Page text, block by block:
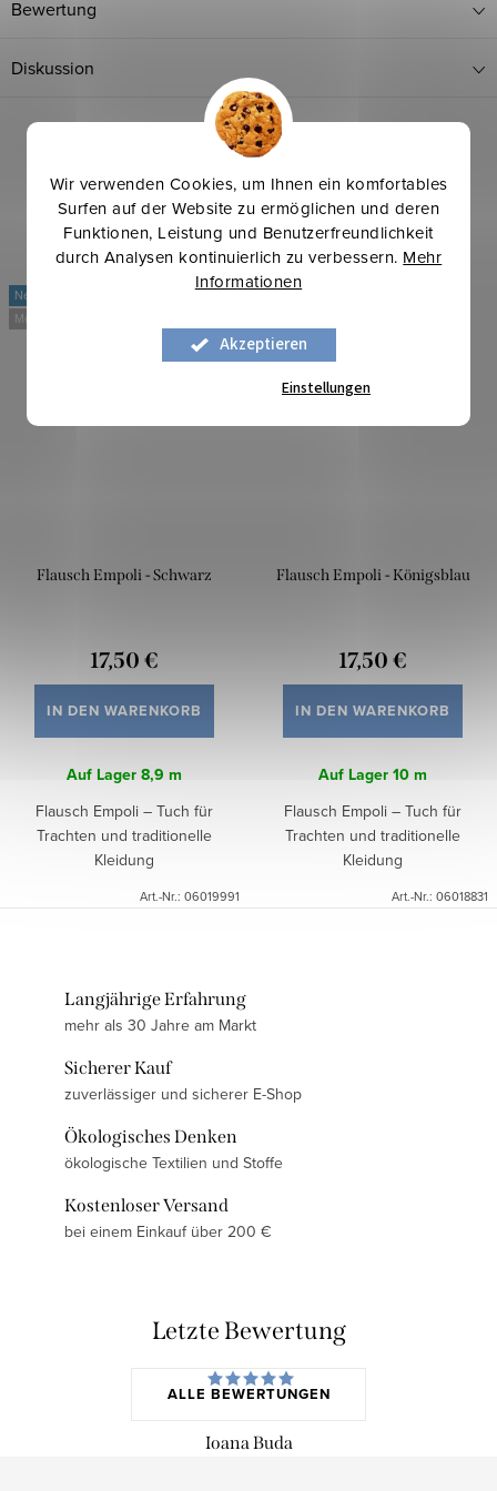
Wir verwenden Cookies, um Ihnen ein komfortables
Surfen auf der Website zu ermöglichen und deren
Funktionen, Leistung und Benutzerfreundlichkeit
durch Analysen kontinuierlich zu verbessern. Mehr
Informationen
Akzeptieren
Einstellungen
Bewertung
Diskussion
Neu
Mehr für weniger
Flausch Empoli - Schwarz
17,50 €
IN DEN WARENKORB
Auf Lager 8,9 m
Flausch Empoli – Tuch für
Trachten und traditionelle
Kleidung
Art.-Nr.: 06019991
Neu
Flausch Empoli - Königsblau
17,50 €
IN DEN WARENKORB
Auf Lager 10 m
Flausch Empoli – Tuch für
Trachten und traditionelle
Kleidung
Art.-Nr.: 06018831
Langjährige Erfahrung
mehr als 30 Jahre am Markt
Sicherer Kauf
zuverlässiger und sicherer E-Shop
Ökologisches Denken
ökologische Textilien und Stoffe
Kostenloser Versand
bei einem Einkauf über 200 €
Letzte Bewertung
ALLE BEWERTUNGEN
Ioana Buda